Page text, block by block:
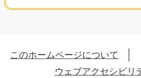
このホームページについて
ウェブアクセシビリ